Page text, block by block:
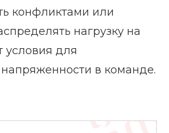
конфликтами или
нагрузку на
условия для
в команде.